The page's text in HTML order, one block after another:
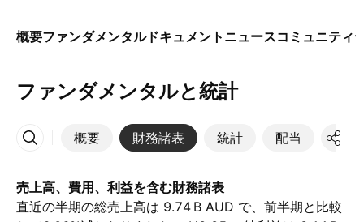
概要ファンダメンタルドキュメント ニュースコミュニティ
ファンダメンタルと統計
概要 財務諸表 統計 配当 決算
その他
売上高、費用、利益を含む財務諸表
直近の半期の総売上高は ‪9.74 B‬ AUD で、前半期と比較